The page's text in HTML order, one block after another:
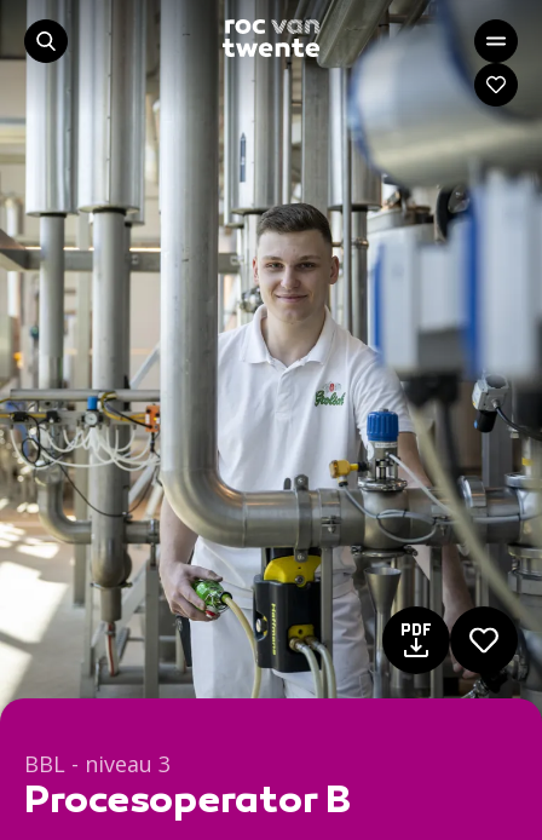
BBL - niveau 3
Procesoperator B